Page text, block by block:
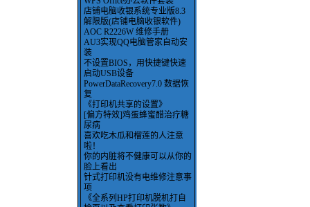
店铺电脑收银系统专业版8.3
解限版(店铺电脑收银软件)
AOC R2226W 维修手册
AU3实现QQ电脑管家自动安
装
不设置BIOS，用快捷键快速
启动USB设备
PowerDataRecovery7.0 数据恢
复
《打印机共享的设置》
[偏方特效]鸡蛋蜂蜜醋治疗糖
尿病
喜欢吃木瓜和榴莲的人注意
啦！
你的内脏将不健康可以从你的
脸上看出
针式打印机没有电维修注意事
项
《全系列HP打印机脱机打自